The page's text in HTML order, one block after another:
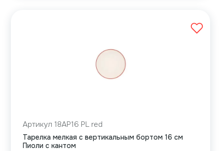
Артикул 18AP16 PL red
Тарелка мелкая с вертикальным бортом 16 см
Пиоли с кантом